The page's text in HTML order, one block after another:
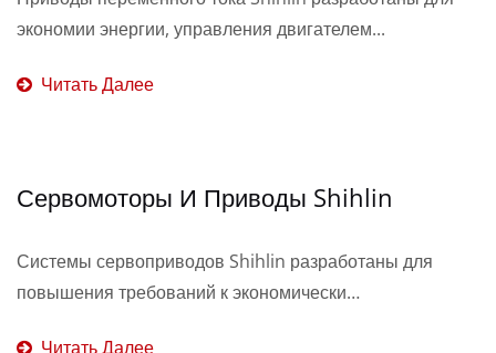
экономии энергии, управления двигателем...
Читать Далее
Сервомоторы И Приводы Shihlin
Системы сервоприводов Shihlin разработаны для
повышения требований к экономически
Читать Далее